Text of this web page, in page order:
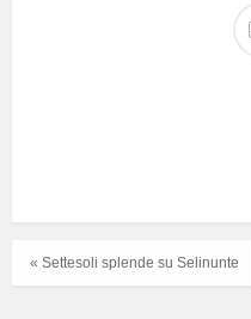
« Settesoli splende su Selinunte